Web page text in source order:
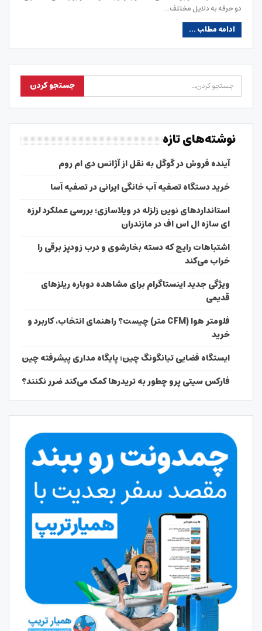
دو حرفه به دلایل مختلف…
ادامه مطلب ...
نوشته‌های تازه
آینده فروش در گوگل به نقل از آژانس دی ام روم
خرید دستگاه تصفیه آب خانگی ایرانی در تصفیه آسا
استانداردهای نوین زلزله در ویلاسازی؛ بررسی عملکرد لرزه
ای سازه ال اس اف در مازندران
اشتباهات رایج که دسته بخارشوی و درب زودپز برقی را
خراب می‌کند
ویژگی جدید اینستاگرام برای مشاهده دوباره ریلزهای
قدیمی
فلومتر هوا (CFM متر) چیست؟ راهنمای انتخاب، کاربرد و
خرید
ایستگاه فضایی تیانگونگ چین؛ پایگاه مداری پیشرفته چین
فارکس سیتی پرو چطور به تریدرها کمک می‌کند ضرر نکنند؟